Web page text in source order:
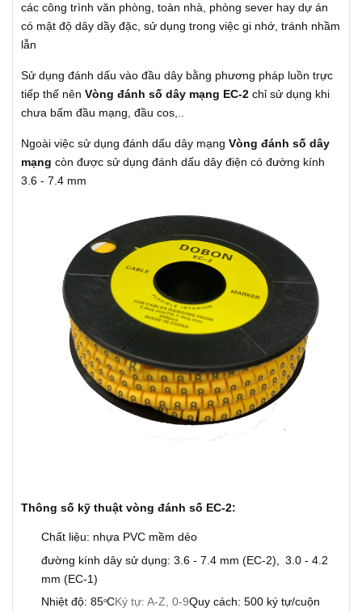
các công trình văn phòng, toàn nhà, phòng sever hay dự án
có mật độ dây dầy đặc, sử dụng trong việc gi nhớ, tránh nhầm
lẫn
Sử dụng đánh dấu vào đầu dây bằng phương pháp luồn trực
tiếp thế nên Vòng đánh số dây mạng EC-2 chỉ sử dụng khi
chưa bấm đầu mạng, đầu cos,..
Ngoài việc sử dụng đánh dấu dây mạng Vòng đánh số dây
mạng còn được sử dụng đánh dấu dây điện có đường kính
3.6 - 7.4 mm
Thông số kỹ thuật vòng đánh số EC-2:
Chất liệu: nhựa PVC mềm dẻo
đường kính dây sử dụng: 3.6 - 7.4 mm (EC-2),
3.0 - 4.2
mm (EC-1)
Nhiệt độ: 85oCKý tự: A-Z, 0-9Quy cách: 500 ký tự/cuộn